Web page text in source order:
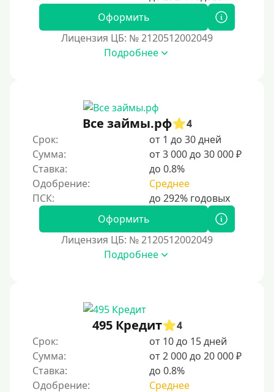
С опцией досрочного погашения долга
Без страховок и комиссий
Со страховкой
Без электронной почты
С автоматическим одобрением
Без номера телефона
На телефон
Бесплатный доступ без скрытых платежей и
обязательных подписок
Без звонков и проверок
На карту круглосуточно
Деньги в долг
В долг на карту
Оформить
Лицензия ЦБ: № 2120512002049
Подробнее
Все займы.рф
4
Срок:
от 1 до 30 дней
Сумма:
от 3 000 до 30 000 ₽
Ставка:
до 0.8%
Одобрение:
Среднее
Оформить
Лицензия ЦБ: № 2120512002049
Подробнее
495 Кредит
4
Срок:
от 10 до 15 дней
Сумма:
от 2 000 до 20 000 ₽
Ставка:
до 0.8%
Одобрение:
Среднее